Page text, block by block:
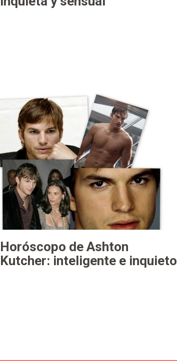
Horóscopo de Ashton
Kutcher: inteligente e inquieto